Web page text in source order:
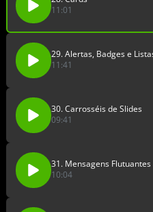
11:01
29. Alertas, Badges e
11:41
30. Carrosséis de Slides
09:41
31. Mensagens Flutuantes
10:04